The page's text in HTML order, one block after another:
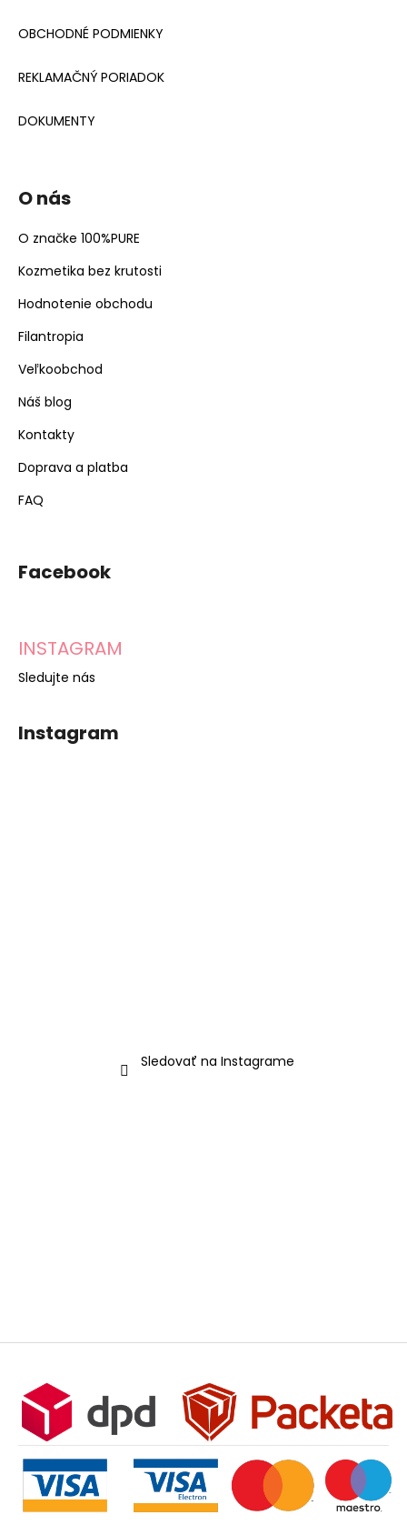
OBCHODNÉ PODMIENKY
REKLAMAČNÝ PORIADOK
DOKUMENTY
O nás
O značke 100%PURE
Kozmetika bez krutosti
Hodnotenie obchodu
Filantropia
Veľkoobchod
Náš blog
Kontakty
Doprava a platba
FAQ
Facebook
INSTAGRAM
Sledujte nás
Instagram
Sledovať na Instagrame